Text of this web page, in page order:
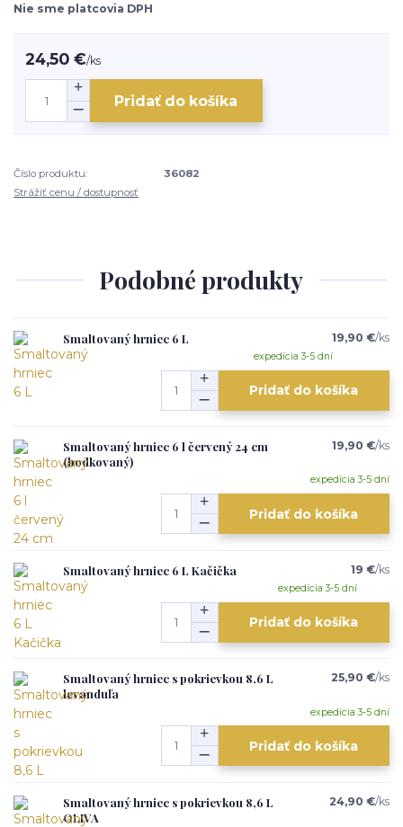
Nie sme platcovia DPH
24,50 €/ks
Pridať do košíka
Číslo produktu:
36082
Strážiť cenu / dostupnosť
Podobné produkty
Smaltovaný hrniec 6 L 19,90 €/ks
expedícia 3-5 dní
Pridať do košíka
Smaltovaný hrniec 6 l červený 24 cm
(bodkovaný)
19,90 €/ks
expedícia 3-5 dní
Pridať do košíka
Smaltovaný hrniec 6 L Kačička 19 €/ks
expedícia 3-5 dní
Pridať do košíka
Smaltovaný hrniec s pokrievkou 8,6 L
levanduľa
25,90 €/ks
expedícia 3-5 dní
Pridať do košíka
Smaltovaný hrniec s pokrievkou 8,6 L
OLIVA
24,90 €/ks